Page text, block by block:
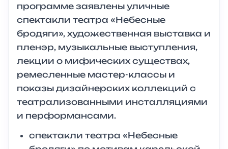
программе заявлены уличные
спектакли театра «Небесные
бродяги», художественная выставка и
пленэр, музыкальные выступления,
лекции о мифических существах,
ремесленные мастер-классы и
показы дизайнерских коллекций с
театрализованными инсталляциями
и перформансами.
спектакли театра «Небесные